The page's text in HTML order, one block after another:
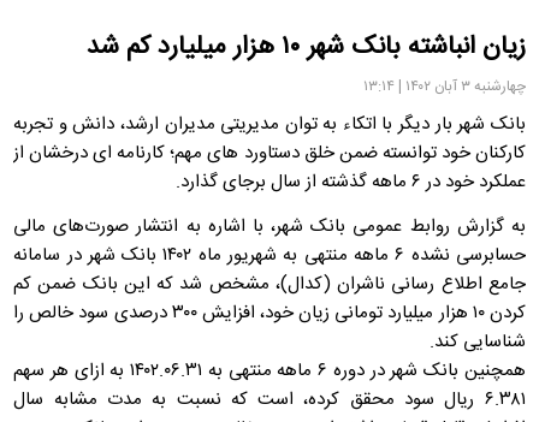
زیان انباشته بانک شهر ۱۰ هزار میلیارد کم شد
چهارشنبه ۳ آبان ۱۴۰۲ | ۱۳:۱۴
بانک شهر بار دیگر با اتکاء به توان مدیریتی مدیران ارشد، دانش و تجربه
کارکنان خود توانسته ضمن خلق دستاورد های مهم؛ کارنامه ای درخشان از
عملکرد خود در ۶ ماهه گذشته از سال برجای گذارد.
به گزارش روابط عمومی بانک شهر، با اشاره به انتشار صورت‌های مالی
حسابرسی نشده ۶ ماهه منتهی به شهریور ماه ۱۴۰۲ بانک شهر در سامانه
جامع اطلاع رسانی ناشران (کدال)، مشخص شد که این بانک ضمن کم
کردن ۱۰ هزار میلیارد تومانی زیان خود، افزایش ۳۰۰ درصدی سود خالص را
شناسایی کند.
همچنین بانک شهر در دوره ۶ ماهه منتهی به ۱۴۰۲.۰۶.۳۱ به ازای هر سهم
۶.۳۸۱ ریال سود محقق کرده، است که نسبت به مدت مشابه سال